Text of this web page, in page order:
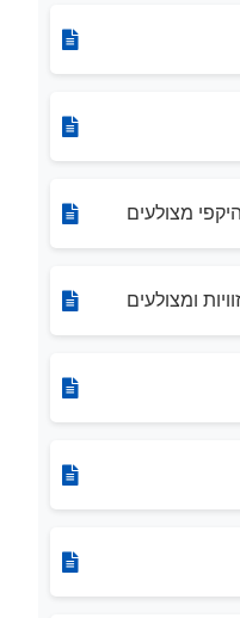
מצולעים
ומצולעים